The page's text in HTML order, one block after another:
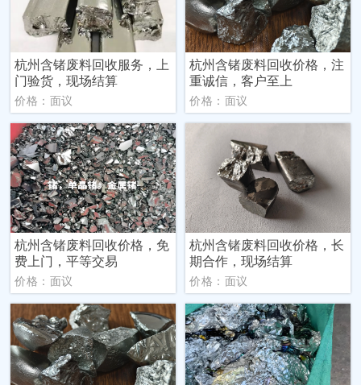
杭州含锗废料回收服务，上
门验货，现场结算
价格：面议
杭州含锗废料回收价格，注
重诚信，客户至上
价格：面议
杭州含锗废料回收价格，免
费上门，平等交易
价格：面议
杭州含锗废料回收价格，长
期合作，现场结算
价格：面议